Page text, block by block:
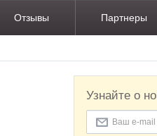
Отзывы Партнеры
Узнайте о